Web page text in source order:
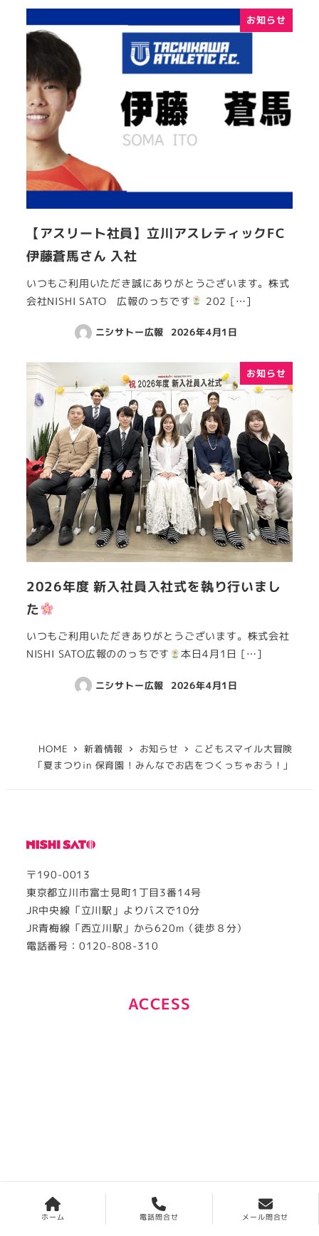
お知らせ
【アスリート社員】立川アスレティックFC
伊藤蒼馬さん 入社
いつもご利用いただき誠にありがとうございます。株式
会社NISHI SATO 広報のっちです
202 […]
ニシサトー広報 2026年4月1日
お知らせ
2026年度 新入社員入社式を執り行いまし
た
いつもご利用いただきありがとうございます。株式会社
NISHI SATO広報ののっちです
本日4月1日 […]
ニシサトー広報 2026年4月1日
HOME 新着情報 お知らせ
こどもスマイル大冒険
「夏まつりin 保育園 ! みんなでお店をつくっちゃおう！」
〒190-0013
東京都立川市富士見町1丁目3番14号
JR中央線「立川駅」よりバスで10分
JR青梅線「西立川駅」から620m（徒歩８分）
電話番号：0120-808-310
ACCESS
CONTACT
ホーム 電話問合せ メール問合せ